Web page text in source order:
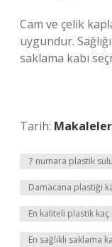
Cam ve çelik
uygundur.
saklama kabı
Tarih: Makaleler
7 numara plastik
Damacana plastiği
En kaliteli plastik
En sağlıklı saklama